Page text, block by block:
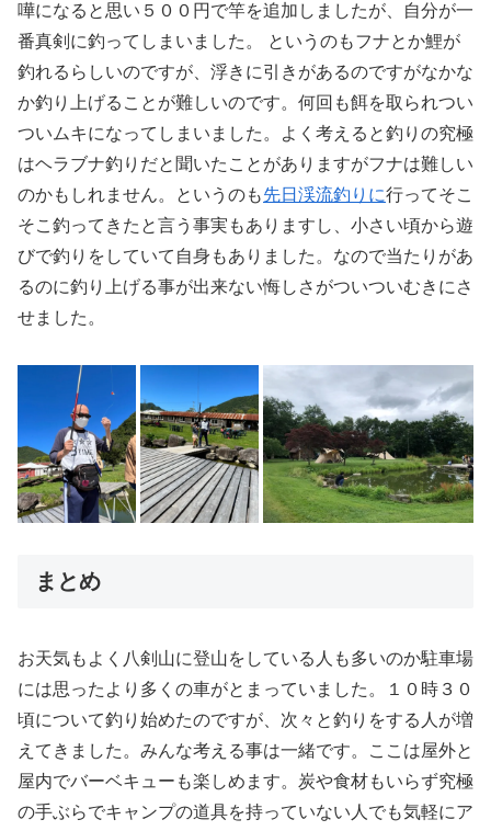
嘩になると思い５００円で竿を追加しましたが、自分が一
番真剣に釣ってしまいました。 というのもフナとか鯉が
釣れるらしいのですが、浮きに引きがあるのですがなかな
か釣り上げることが難しいのです。何回も餌を取られつい
ついムキになってしまいました。よく考えると釣りの究極
はヘラブナ釣りだと聞いたことがありますがフナは難しい
のかもしれません。というのも先日渓流釣りに行ってそこ
そこ釣ってきたと言う事実もありますし、小さい頃から遊
びで釣りをしていて自身もありました。なので当たりがあ
るのに釣り上げる事が出来ない悔しさがついついむきにさ
せました。
まとめ
お天気もよく八剣山に登山をしている人も多いのか駐車場
には思ったより多くの車がとまっていました。１０時３０
頃について釣り始めたのですが、次々と釣りをする人が増
えてきました。みんな考える事は一緒です。ここは屋外と
屋内でバーベキューも楽しめます。炭や食材もいらず究極
の手ぶらでキャンプの道具を持っていない人でも気軽にア